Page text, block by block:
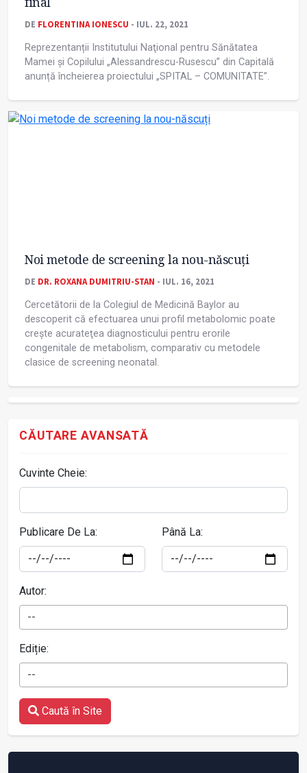
DE FLORENTINA IONESCU - IUL. 22, 2021
Reprezentanții Institutului Naţional pentru Sănătatea
Mamei şi Copilului „Alessandrescu-Rusescu” din Capitală
anunță încheierea proiectului „SPITAL – COMUNITATE”.
Noi metode de screening la nou-născuți
DE DR. ROXANA DUMITRIU-STAN - IUL. 16, 2021
Cercetătorii de la Colegiul de Medicină Baylor au
descoperit că efectuarea unui profil metabolomic poate
crește acurateţea diagnosticului pentru erorile
congenitale de metabolism, comparativ cu metodele
clasice de screening neonatal.
CĂUTARE AVANSATĂ
Cuvinte Cheie:
Publicare De La: Până La:
Autor:
--
Ediție:
--
Caută în Site